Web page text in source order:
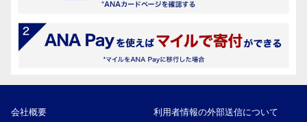
会社概要 利用者情報の外部送信について